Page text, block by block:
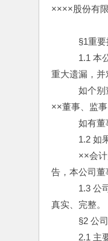
××××股份有
§1重要
1.1 本公司
重大遗漏，并
如个别董事
××董事、监
如有董事未
1.2 如果季
××会计师事
告，本公司董
1.3 公司负
真实、完整。
§2 公司
2.1 主要